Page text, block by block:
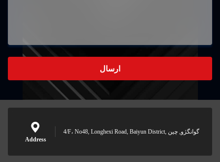
ارسال
Address
4/F، No48, Longhexi Road, Baiyun District, گوانگژو, چین